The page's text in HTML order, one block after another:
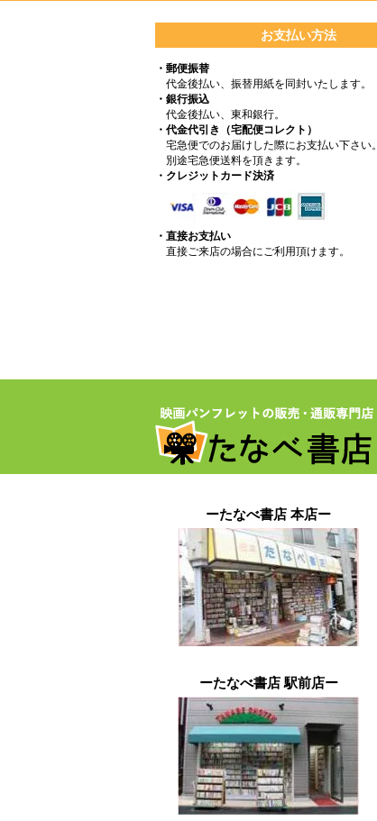
お支払い方法
・郵便振替
代金後払い、振替用紙を同封いたします。
・銀行振込
代金後払い、東和銀行。
・代金代引き（宅配便コレクト）
宅急便でのお届けした際にお支払い下さい。
別途宅急便送料を頂きます。
・クレジットカード決済
・直接お支払い
直接ご来店の場合にご利用頂けます。
ーたなべ書店 本店ー
ーたなべ書店 駅前店ー